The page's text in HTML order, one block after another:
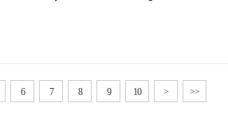
6 7 8 9 10 > >>